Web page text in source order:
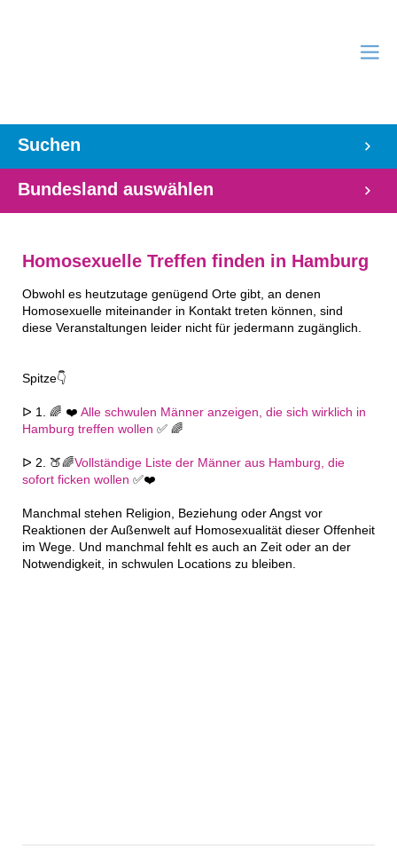
Suchen
Bundesland auswählen
Homosexuelle Treffen finden in Hamburg
Obwohl es heutzutage genügend Orte gibt, an denen
Homosexuelle miteinander in Kontakt treten können, sind
diese Veranstaltungen leider nicht für jedermann zugänglich.
Spitze👇
ᐅ 1. 🌈 ❤️ Alle schwulen Männer anzeigen, die sich wirklich in
Hamburg treffen wollen ✅ 🌈
ᐅ 2. 🍑🌈Vollständige Liste der Männer aus Hamburg, die
sofort ficken wollen ✅❤️
Manchmal stehen Religion, Beziehung oder Angst vor
Reaktionen der Außenwelt auf Homosexualität dieser Offenheit
im Wege. Und manchmal fehlt es auch an Zeit oder an der
Notwendigkeit, in schwulen Locations zu bleiben.